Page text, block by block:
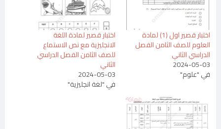
اختبار قصير اول (1) لمادة
العلوم للصف الثامن الفصل
الدراسي الثاني
2024-05-03
في "علوم"
اختبار قصير لمادة اللغة
الانجليزية مع نص الاستماع
للصف الثامن الفصل الدراسي
الثاني
2024-05-03
في "لغة انجليزية"